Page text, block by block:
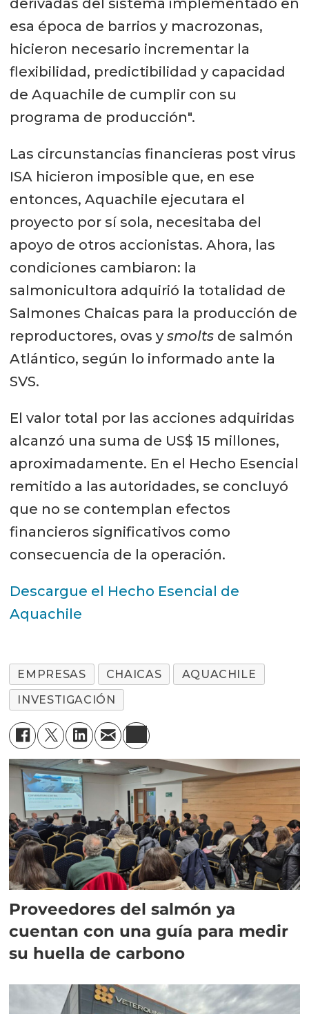
derivadas del sistema implementado en
esa época de barrios y macrozonas,
hicieron necesario incrementar la
flexibilidad, predictibilidad y capacidad
de Aquachile de cumplir con su
programa de producción".
Las circunstancias financieras post virus
ISA hicieron imposible que, en ese
entonces, Aquachile ejecutara el
proyecto por sí sola, necesitaba del
apoyo de otros accionistas. Ahora, las
condiciones cambiaron: la
salmonicultora adquirió la totalidad de
Salmones Chaicas para la producción de
reproductores, ovas y smoltsde salmón
Atlántico, según lo informado ante la
SVS.
El valor total por las acciones adquiridas
alcanzó una suma de US$ 15 millones,
aproximadamente. En el Hecho Esencial
remitido a las autoridades, se concluyó
que no se contemplan efectos
financieros significativos como
consecuencia de la operación.
Descargue el Hecho Esencial de
Aquachile
EMPRESAS CHAICAS
AQUACHILE
INVESTIGACIÓN
Proveedores del salmón ya
cuentan con una guía para medir
su huella de carbono